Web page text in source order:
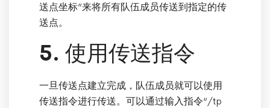
送点坐标”来将所有队伍成员传送到指定的传
送点。
5. 使用传送指令
一旦传送点建立完成，队伍成员就可以使用
传送指令进行传送。可以通过输入指令“/tp